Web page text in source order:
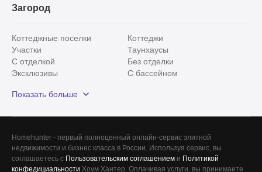
С панорамными окнами
Загород
Коттеджные поселки
Коттеджи
Участки
Таунхаусы
С отделкой
Без отделки
Эксклюзивы
С бассейном
Красногорский район
Показать больше
Homehunter - первый полноценный онлайн-сервис элитной
недвижимости и бизнес класса в России. Используя сервис, вы
соглашаетесь с Пользовательским соглашением и Политикой
конфедициальности Хоум Хантер. Оплачивая услуги, вы принимаете
Сегодня